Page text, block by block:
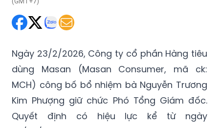
Thứ Hai 23/02/2026 15:37
Ngày 23/2/2026, Công ty cổ phần Hàng tiêu
dùng Masan (Masan Consumer, mã ck:
MCH) công bố bổ nhiệm bà Nguyễn Trương